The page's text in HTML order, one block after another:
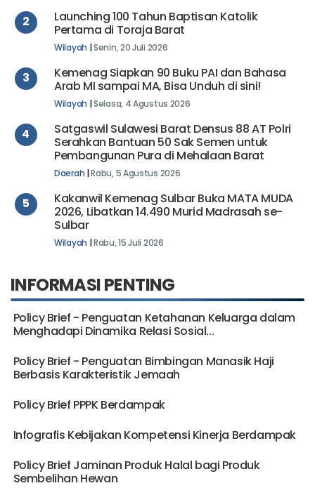
2
Launching 100 Tahun Baptisan Katolik
Pertama di Toraja Barat
Wilayah |Senin, 20 Juli 2026
3
Kemenag Siapkan 90 Buku PAI dan Bahasa
Arab MI sampai MA, Bisa Unduh di sini!
Wilayah |Selasa, 4 Agustus 2026
4
Satgaswil Sulawesi Barat Densus 88 AT Polri
Serahkan Bantuan 50 Sak Semen untuk
Pembangunan Pura di Mehalaan Barat
Daerah |Rabu, 5 Agustus 2026
5
Kakanwil Kemenag Sulbar Buka MATA MUDA
2026, Libatkan 14.490 Murid Madrasah se-
Sulbar
Wilayah |Rabu, 15 Juli 2026
INFORMASI PENTING
Policy Brief - Penguatan Ketahanan Keluarga dalam
Menghadapi Dinamika Relasi Sosial...
Policy Brief - Penguatan Bimbingan Manasik Haji
Berbasis Karakteristik Jemaah
Policy Brief PPPK Berdampak
Infografis Kebijakan Kompetensi Kinerja Berdampak
Policy Brief Jaminan Produk Halal bagi Produk
Sembelihan Hewan